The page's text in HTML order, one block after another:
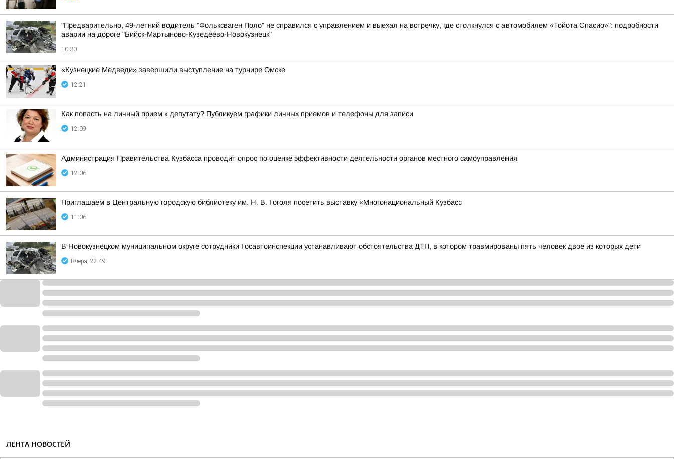
"Предварительно, 49-летний водитель "Фольксваген Поло" не справился с управлением и выехал на встречку, где столкнулся с автомобилем «Тойота Спасио»": подробности
аварии на дороге "Бийск-Мартыново-Кузедеево-Новокузнецк"
10:30
«Кузнецкие Медведи» завершили выступление на турнире Омске
12:21
Как попасть на личный прием к депутату? Публикуем графики личных приемов и телефоны для записи
12:09
Администрация Правительства Кузбасса проводит опрос по оценке эффективности деятельности органов местного самоуправления
12:06
Приглашаем в Центральную городскую библиотеку им. Н. В. Гоголя посетить выставку «Многонациональный Кузбасс
11:06
В Новокузнецком муниципальном округе сотрудники Госавтоинспекции устанавливают обстоятельства ДТП, в котором травмированы пять человек двое из которых дети
Вчера, 22:49
ЛЕНТА НОВОСТЕЙ